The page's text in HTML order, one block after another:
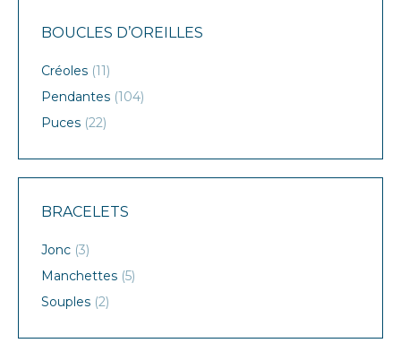
BOUCLES D’OREILLES
Créoles (11)
Pendantes (104)
Puces (22)
BRACELETS
Jonc (3)
Manchettes (5)
Souples (2)